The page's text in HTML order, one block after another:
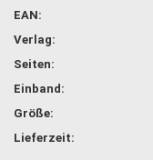
EAN:
Verlag:
Seiten:
Einband:
Größe:
Lieferzeit: